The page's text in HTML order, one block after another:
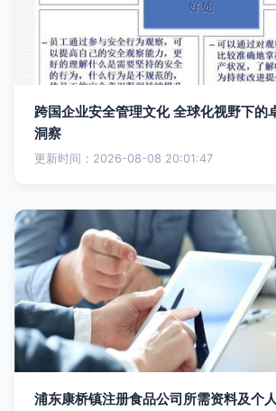
跨国企业安全管理文化 全球化视野下的
洞察
更新时间：2026-08-08 20:01:47
浦东康桥镇注册食品公司所需资料及个